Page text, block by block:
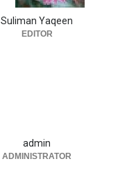
Suliman Yaqeen
EDITOR
admin
ADMINISTRATOR